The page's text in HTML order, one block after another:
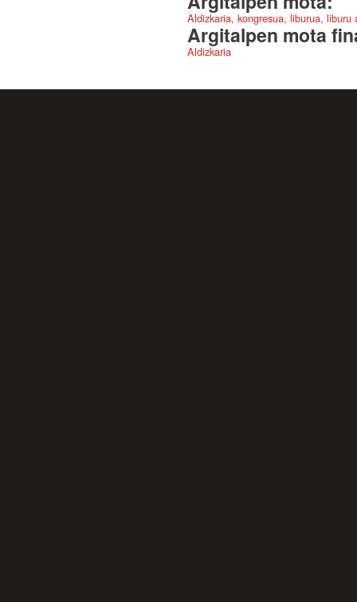
Aldizkaria, kongresua, liburua,
Argitalpen mota
Aldizkaria